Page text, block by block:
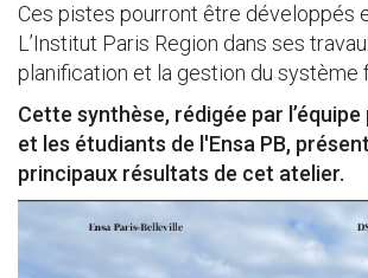
Ces pistes pourront être développés
L’Institut Paris Region dans ses
planification et la gestion du système
Cette synthèse, rédigée par
et les étudiants de l'Ensa PB,
principaux résultats de cet atelier.